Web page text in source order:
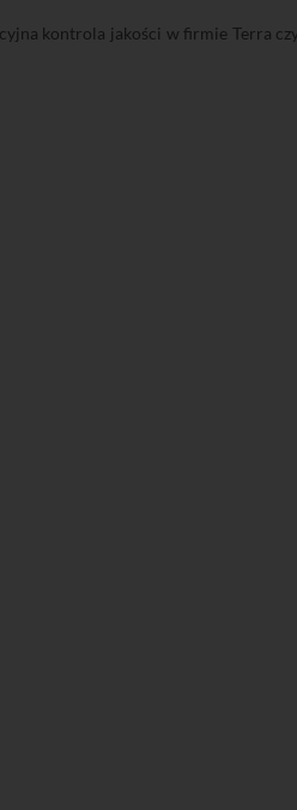
kontrola jakości w firmie Terra